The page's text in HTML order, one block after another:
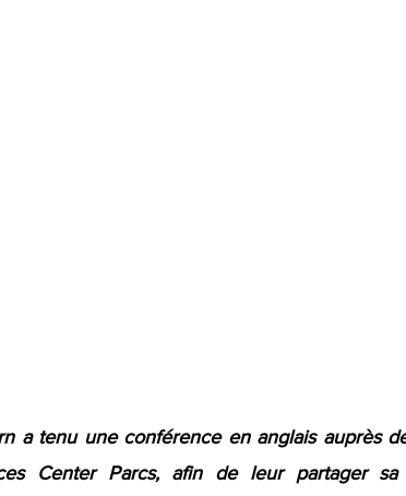
a tenu une conférence en anglais auprès
Center Parcs, afin de leur partager sa